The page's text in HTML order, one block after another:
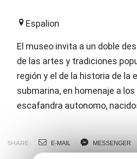
Espalion
El museo invita a un doble
de las artes y tradiciones
región y el de la historia de la
submarina, en homenaje a
escafandra autonomo,
SHARE : E-MAIL MESSENGER